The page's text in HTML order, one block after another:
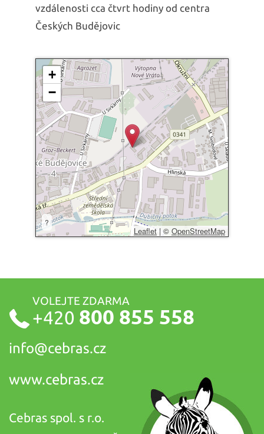
vzdálenosti cca čtvrt hodiny od centra
Českých Budějovic
+
−
?
Leaflet |© OpenStreetMap
VOLEJTE ZDARMA
+420 800 855 558
info@cebras.cz
www.cebras.cz
Cebras spol. s r.o.